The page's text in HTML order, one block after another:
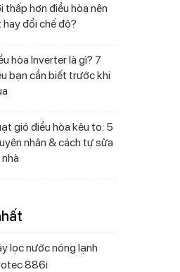
thấp hơn điều hòa nên
hay đổi chế độ?
hòa Inverter là gì? 7
bạn cần biết trước khi
gió điều hòa kêu to: 5
nhân & cách tự sửa
lọc nước nóng lạnh
886i